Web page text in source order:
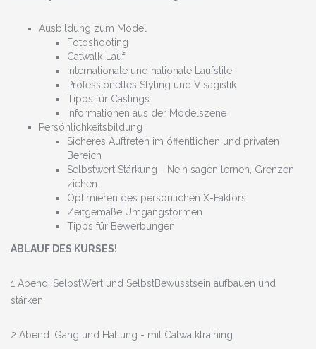
Ausbildung zum Model
Fotoshooting
Catwalk-Lauf
Internationale und nationale Laufstile
Professionelles Styling und Visagistik
Tipps für Castings
Informationen aus der Modelszene
Persönlichkeitsbildung
Sicheres Auftreten im öffentlichen und privaten
Bereich
Selbstwert Stärkung - Nein sagen lernen, Grenzen
ziehen
Optimieren des persönlichen X-Faktors
Zeitgemäße Umgangsformen
Tipps für Bewerbungen
ABLAUF DES KURSES!
1 Abend: SelbstWert und SelbstBewusstsein aufbauen und
stärken
2 Abend: Gang und Haltung - mit Catwalktraining